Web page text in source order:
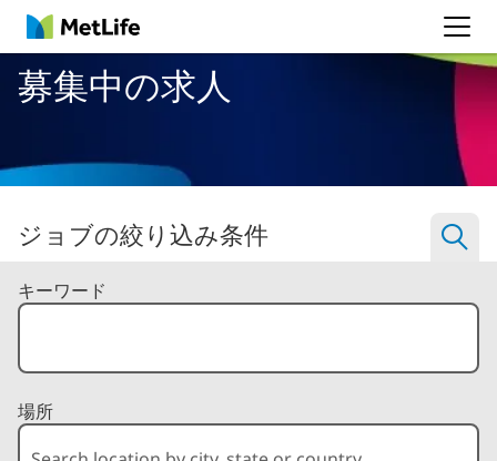
MetLife
募集中の求人
ジョブの絞り込み条件
Filter Jobs By
キーワード
場所